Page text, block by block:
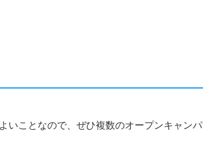
いことなので、ぜひ複数のオープンキャンパ